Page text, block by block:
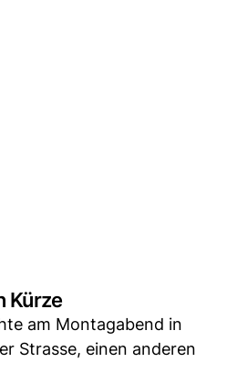
Kürze
am Montagabend in
Strasse, einen anderen